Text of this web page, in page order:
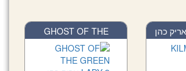
GHOST OF THE
GREEN...